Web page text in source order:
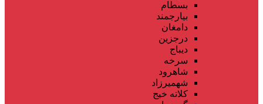
بسطام
بیارجمند
دامغان
درجزین
دیباج
سرخه
شاهرود
شهمیرزاد
کلاته خیج